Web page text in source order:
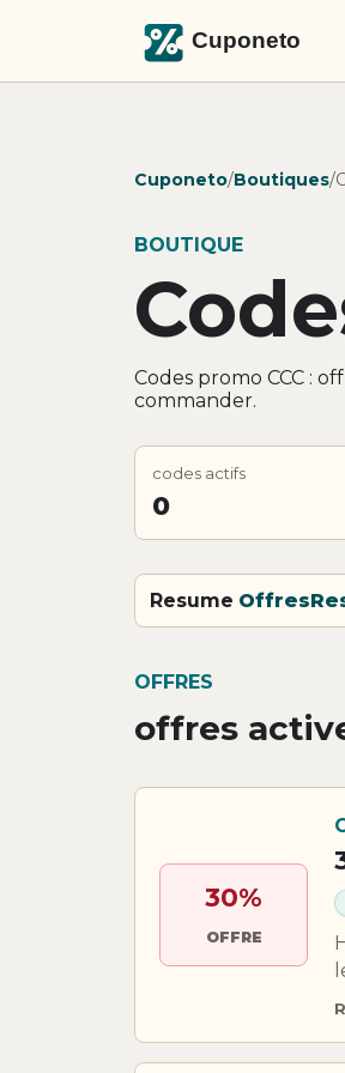
Cuponeto/Boutiques/
BOUTIQUE
Codes promo CCC :
commander.
codes actifs
0
Resume Offres
OFFRES
offres
30%
OFFRE